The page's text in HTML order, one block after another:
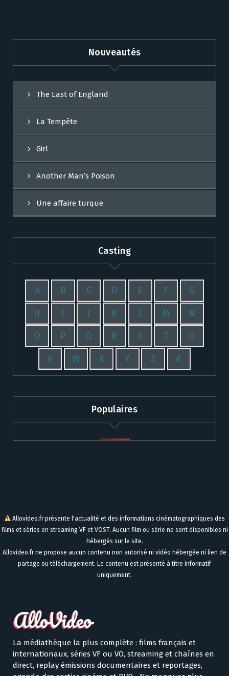
Nouveautés
The Last of England
La Tempête
Girl
Another Man’s Poison
Une affaire turque
Casting
A B C D E F G
H I J K L M N
O P Q R S T U
V W X Y Z #
Populaires
Allovideo.fr présente l'actualité et des informations cinématographiques des
films et séries en streaming VF et VOST. Aucun film ou série ne sont disponibles ni
hébergés sur le site.
Allovideo.fr ne propose aucun contenu non autorisé ni vidéo hébergée ni lien de
partage ou téléchargement. Le contenu est présenté à titre informatif
uniquement.
La médiathèque la plus complète : films français et
internationaux, séries VF ou VO, streaming et chaînes en
direct, replay émissions documentaires et reportages,